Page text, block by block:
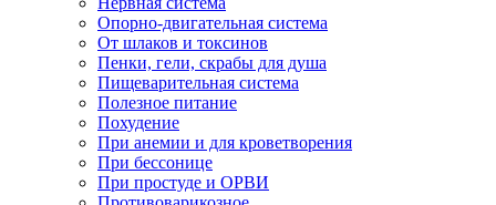
Опорно-двигательная система
От шлаков и токсинов
Пенки, гели, скрабы для душа
Пищеварительная система
Полезное питание
Похудение
При анемии и для кроветворения
При бессонице
При простуде и ОРВИ